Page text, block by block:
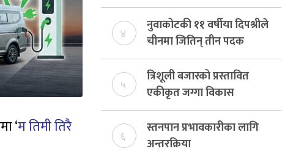
‘म तिमी तिरै
४
नुवाकोटकी ११ वर्षीया दिपश्रीले
चीनमा जितिन् तीन पदक
५
त्रिशूली बजारको प्रस्तावित
एकीकृत जग्गा विकास
योजनाको जग्गा विवादमा
किन?, बस्ति विकास दर्ता नभए
समिति विघटन हुने
६
स्तनपान प्रभावकारीका लागि
अन्तरक्रिया